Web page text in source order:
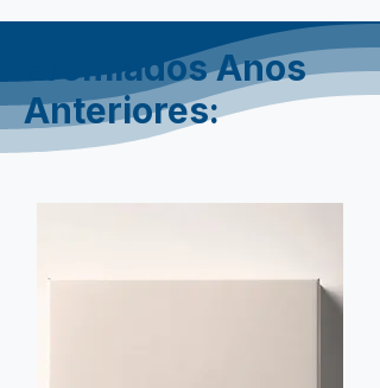
Premiados Anos
Anteriores: